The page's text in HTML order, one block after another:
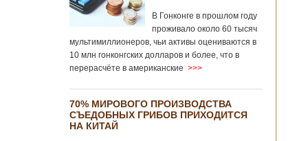
В Гонконге в прошлом году
проживало около 60 тысяч
мультимиллионеров, чьи активы оцениваются в
10 млн гонконгских долларов и более, что в
перерасчёте в американские >>>
70% МИРОВОГО ПРОИЗВОДСТВА
СЪЕДОБНЫХ ГРИБОВ ПРИХОДИТСЯ
НА КИТАЙ